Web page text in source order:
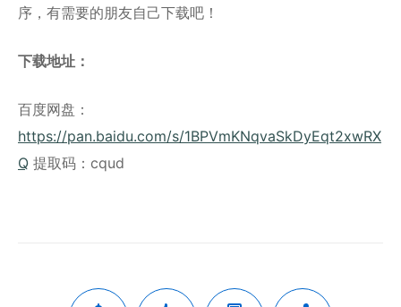
序，有需要的朋友自己下载吧！
下载地址：
百度网盘：
https://pan.baidu.com/s/1BPVmKNqvaSkDyEqt2xwRX
Q 提取码：cqud